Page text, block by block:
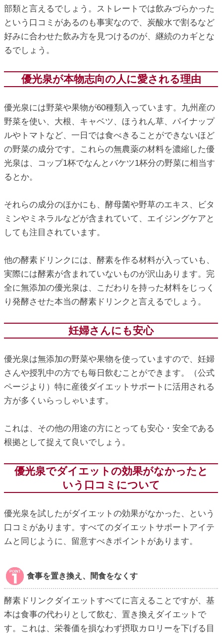
部類と言えるでしょう。ストレートでは飲みづらかった
という口コミがあるのも事実なので、炭酸水で割るなど
好みに合わせた飲み方を見つけるのが、継続のカギとな
るでしょう。
優光泉が本物志向の人に愛される理由
優光泉には野菜や果物が60種類入っています。九州産の
野菜を使い、大根、キャベツ、ほうれん草、パイナップ
ルやトマトなど、一日では食べきることができないほど
の野菜の成分です。これらの無農薬の材料を濃縮した優
光泉は、コップ1杯でなんとバケツ1杯分の野菜に相当す
るとか。
それらの成分のほかにも、酵母菌や野草のエキス、ビタ
ミンやミネラルなどが含まれていて、エイジングケアと
しても注目されています。
他の酵素ドリンクには、酵素を作る材料が入っていも、
実際には酵素が含まれていないものが沢山あります。完
全に無添加の優光泉は、こだわりを持った材料をじっく
り発酵させた本当の酵素ドリンクと言えるでしょう。
妊婦さんにも安心
優光泉は無添加の野菜や果物を使っていますので、妊婦
さんや授乳中の方でも毎日飲むことができます。（公式
ページより）特に産後ダイエットサポートに活用される
方が多くいらっしゃいます。
これは、その他の用途の方にとっても安心・安全である
根拠として捉えて良いでしょう。
優光泉でダイエットの効果がなかったと
いう口コミについて
優光泉を試したがダイエットの効果がなかった、という
口コミがあります。すべてのダイエットサポートアイテ
ムと同じように、留意すべきポイントがあります。
食事を置き換え、間食をなくす
酵素ドリンクダイエットすべてに言えることですが、基
本は食事の代わりとして飲む、置き換えダイエットで
す。これは、栄養価を損なわず摂取カロリーを下げる目